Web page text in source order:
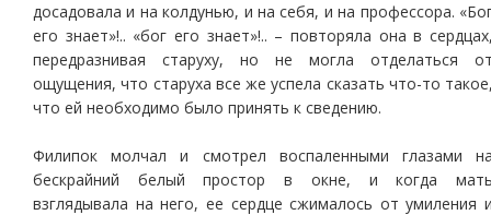
досадовала и на колдунью, и на себя, и на профессора.
его знает»!.. «бог его знает»!.. – повторяла она в
передразнивая старуху, но не могла отделаться
ощущения, что старуха все же успела сказать что-то
что ей необходимо было принять к сведению.
Филипок молчал и смотрел воспаленными глазами
бескрайний белый простор в окне, и когда
взглядывала на него, ее сердце сжималось от умиления